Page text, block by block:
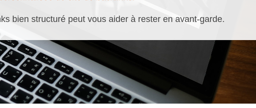
bien structuré peut vous aider à rester en avant-garde.